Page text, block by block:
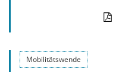
Mobilitätswende